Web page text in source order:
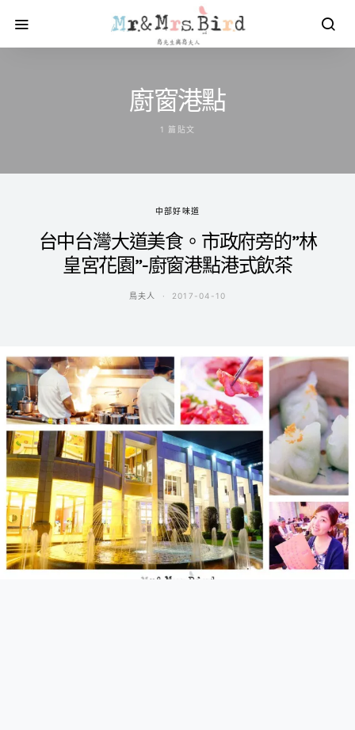
廚窗港點
1 篇貼文
中部好味道
台中台灣大道美食。市政府旁的”林
皇宮花園”-廚窗港點港式飲茶
鳥夫人 2017-04-10